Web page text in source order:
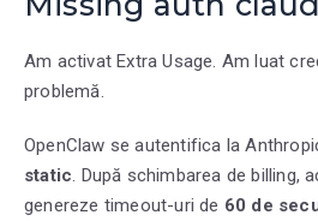
Am activat Extra Usage. Am luat
problemă.
OpenClaw se autentifica la
static. După schimbarea de billing,
genereze timeout-uri de 60 de